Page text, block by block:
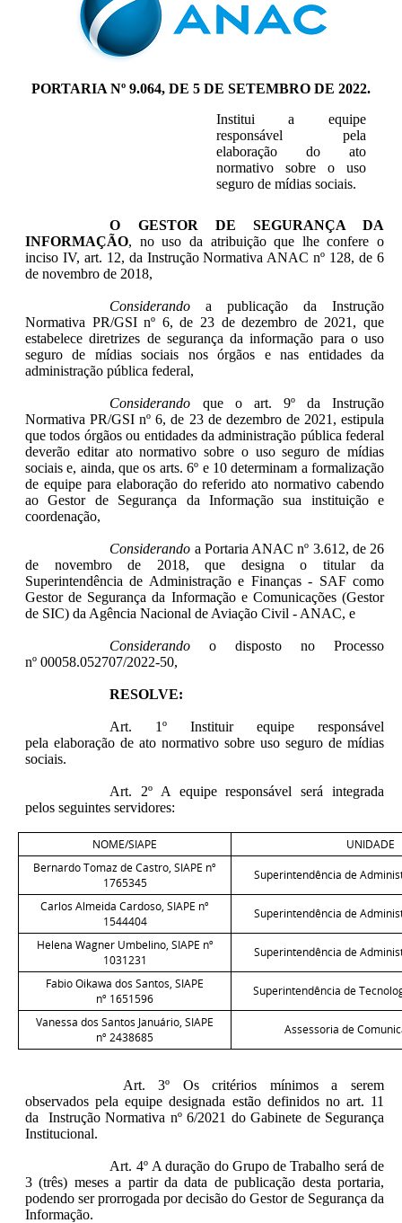
PORTARIA Nº 9.064, DE 5 DE SETEMBRO DE 2022.
Institui a equipe
responsável pela
elaboração do ato
normativo sobre o uso
seguro de mídias sociais.
O GESTOR DE SEGURANÇA DA
INFORMAÇÃO, no uso da atribuição que lhe confere o
inciso IV, art. 12, da Instrução Normativa ANAC nº 128, de 6
de novembro de 2018,
Considerandoa publicação da Instrução
Normativa PR/GSI nº 6, de 23 de dezembro de 2021, que
estabelece diretrizes de segurança da informação para o uso
seguro de mídias sociais nos órgãos e nas entidades da
administração pública federal,
Considerando que o art. 9º da Instrução
Normativa PR/GSI nº 6, de 23 de dezembro de 2021, estipula
que todos órgãos ou entidades da administração pública federal
deverão editar ato normativo sobre o uso seguro de mídias
sociais e, ainda, que os arts. 6º e 10 determinam a formalização
de equipe para elaboração do referido ato normativo cabendo
ao Gestor de Segurança da Informação sua instituição e
coordenação,
Considerando a Portaria ANAC nº 3.612, de 26
de novembro de 2018, que designa o titular da
Superintendência de Administração e Finanças - SAF como
Gestor de Segurança da Informação e Comunicações (Gestor
de SIC) da Agência Nacional de Aviação Civil - ANAC, e
Considerandoo disposto no Processo
nº 00058.052707/2022-50,
RESOLVE:
Art. 1º Instituir equipe responsável
pela elaboração de ato normativo sobre uso seguro de mídias
sociais.
Art. 2º A equipe responsável será integrada
pelos seguintes servidores:
NOME/SIAPE
UNIDADE
Bernardo Tomaz de Castro, SIAPE nº
1765345
Superintendência de
Carlos Almeida Cardoso, SIAPE nº
1544404
Superintendência de
Helena Wagner Umbelino, SIAPE nº
1031231
Superintendência de
Fabio Oikawa dos Santos, SIAPE
nº 1651596
Superintendência de
Vanessa dos Santos Januário, SIAPE
nº 2438685
Assessoria de
Art. 3º Os critérios mínimos a serem
observados pela equipe designada estão definidos no art. 11
da Instrução Normativa nº 6/2021 do Gabinete de Segurança
Institucional.
Art. 4º A duração do Grupo de Trabalho será de
3 (três) meses a partir da data de publicação desta portaria,
podendo ser prorrogada por decisão do Gestor de Segurança da
Informação.